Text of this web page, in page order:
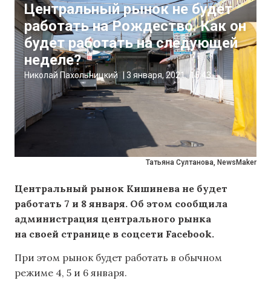
Татьяна Султанова, NewsMaker
Центральный рынок не будет
работать на Рождество. Как он
будет работать на следующей
неделе?
Николай Пахольницкий 3 января, 2021 15:43
Центральный рынок Кишинева не будет
работать 7 и 8 января. Об этом сообщила
администрация центрального рынка
на своей странице в соцсети Facebook.
При этом рынок будет работать в обычном
режиме 4, 5 и 6 января.